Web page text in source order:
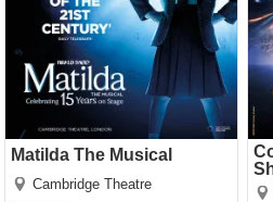
Matilda The Musical
Cambridge Theatre